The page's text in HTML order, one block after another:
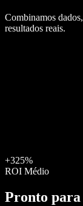
Combinamos
resultados reais.
+325%
ROI Médio
Pronto